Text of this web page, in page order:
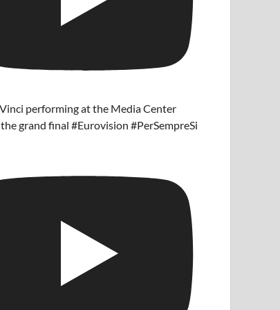
performing at the Media Center
grand final #Eurovision #PerSempreSi